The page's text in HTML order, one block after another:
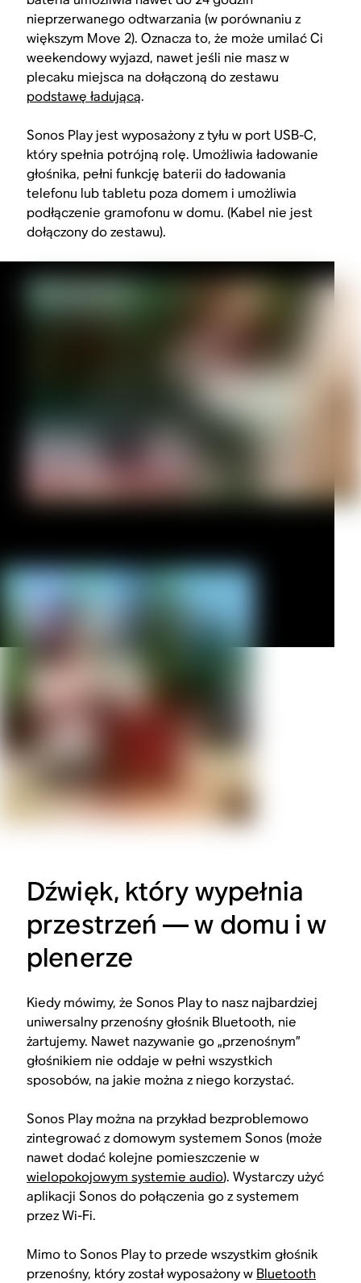
nieprzerwanego odtwarzania (w porównaniu z
większym Move 2). Oznacza to, że może umilać Ci
weekendowy wyjazd, nawet jeśli nie masz w
plecaku miejsca na dołączoną do zestawu
podstawę ładującą.
Sonos Play jest wyposażony z tyłu w port USB-C,
który spełnia potrójną rolę. Umożliwia ładowanie
głośnika, pełni funkcję baterii do ładowania
telefonu lub tabletu poza domem i umożliwia
podłączenie gramofonu w domu. (Kabel nie jest
dołączony do zestawu).
Dźwięk, który wypełnia
przestrzeń — w domu i w
plenerze
Kiedy mówimy, że Sonos Play to nasz najbardziej
uniwersalny przenośny głośnik Bluetooth, nie
żartujemy. Nawet nazywanie go „przenośnym”
głośnikiem nie oddaje w pełni wszystkich
sposobów, na jakie można z niego korzystać.
Sonos Play można na przykład bezproblemowo
zintegrować z domowym systemem Sonos (może
nawet dodać kolejne pomieszczenie w
wielopokojowym systemie audio). Wystarczy użyć
aplikacji Sonos do połączenia go z systemem
przez Wi-Fi.
Mimo to Sonos Play to przede wszystkim głośnik
przenośny, który został wyposażony w Bluetooth